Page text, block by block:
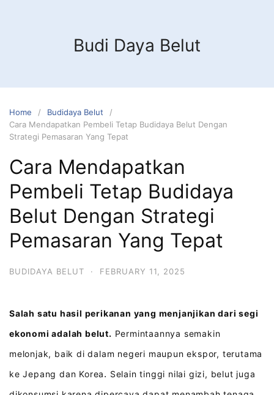
Budi Daya Belut
Home
Budidaya Belut
Cara Mendapatkan Pembeli Tetap Budidaya Belut Dengan
Strategi Pemasaran Yang Tepat
Cara Mendapatkan
Pembeli Tetap Budidaya
Belut Dengan Strategi
Pemasaran Yang Tepat
BUDIDAYA BELUT · FEBRUARY 11, 2025
Salah satu hasil perikanan yang menjanjikan dari segi
ekonomi adalah belut. Permintaannya semakin
melonjak, baik di dalam negeri maupun ekspor, terutama
ke Jepang dan Korea. Selain tinggi nilai gizi, belut juga